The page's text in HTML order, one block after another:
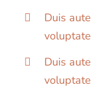
Duis
Duis